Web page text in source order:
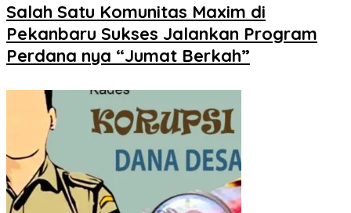
Salah Satu Komunitas Maxim di
Pekanbaru Sukses Jalankan Program
Perdana nya “Jumat Berkah”